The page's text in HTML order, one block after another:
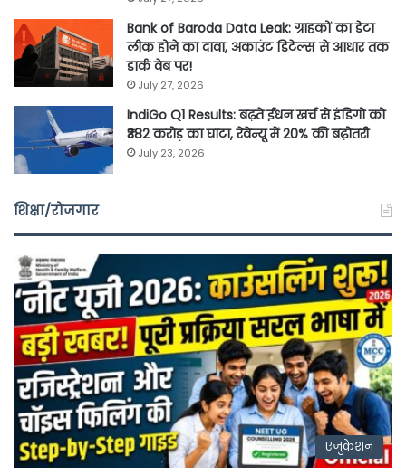
Bank of Baroda Data Leak: ग्राहकों का डेटा
लीक होने का दावा, अकाउंट डिटेल्स से आधार तक
डार्क वेब पर!
July 27, 2026
IndiGo Q1 Results: बढ़ते ईंधन खर्च से इंडिगो को
₹382 करोड़ का घाटा, रेवेन्यू में 20% की बढ़ोतरी
July 23, 2026
शिक्षा/रोजगार
एजुकेशन